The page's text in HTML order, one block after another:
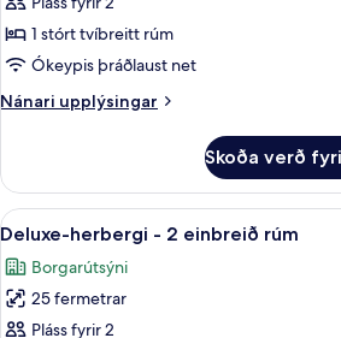
herbergi
-
stórt
1 stórt tvíbreitt rúm
Ókeypis þráðlaust net
Nánari upplýsingar
Nánari
herbergi
1
tvíbreitt
rúm
Skoða verð
Skoða
allar
myndir
fyrir
Deluxe-
14
Deluxe-herbergi - 2 einbreið rúm
Borgarútsýni
25 fermetrar
Pláss fyrir 2